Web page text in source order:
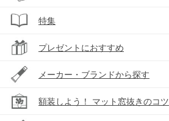
特集
プレゼントにおすすめ
メーカー・ブランドから探す
額装しよう！ マット窓抜きのコツ